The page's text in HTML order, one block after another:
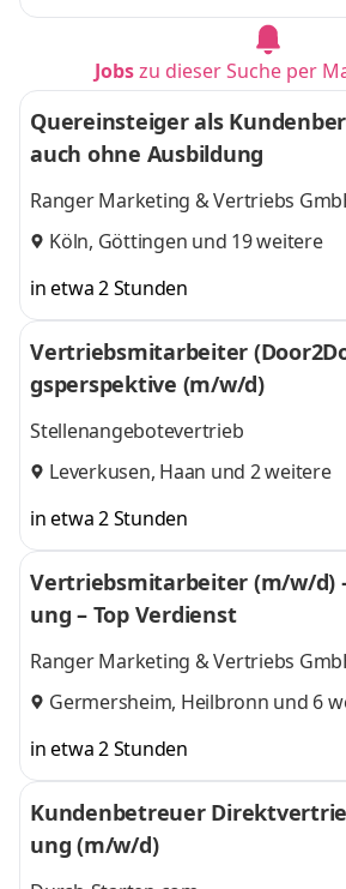
Jobszu dieser Suche per
Quereinsteiger als
auch ohne Ausbildung
Ranger Marketing & Vertriebs
Köln, Göttingen und 19 weitere
in etwa 2 Stunden
Vertriebsmitarbeiter
gsperspektive (m/w/d)
Stellenangebotevertrieb
Leverkusen, Haan und 2 weitere
in etwa 2 Stunden
Vertriebsmitarbeiter (m/w/d)
ung – Top Verdienst
Ranger Marketing & Vertriebs
Germersheim, Heilbronn und 6
in etwa 2 Stunden
Kundenbetreuer
ung (m/w/d)